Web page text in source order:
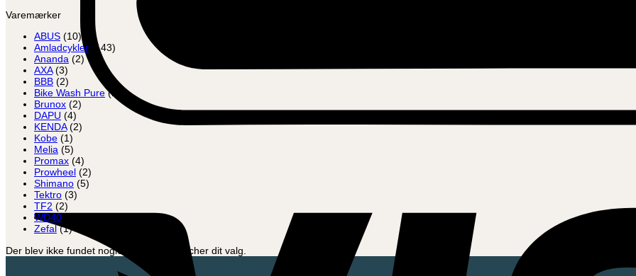
Varemærker
ABUS (10)
Amladcykler
(143)
Ananda (2)
AXA (3)
BBB (2)
Bike Wash Pure (1)
Brunox (2)
DAPU (4)
KENDA (2)
Kobe (1)
Melia (5)
Promax (4)
Prowheel (2)
Shimano (5)
Tektro (3)
TF2 (2)
WD40
Zefal (1)
Der blev ikke fundet nogle varer, der matcher dit valg.